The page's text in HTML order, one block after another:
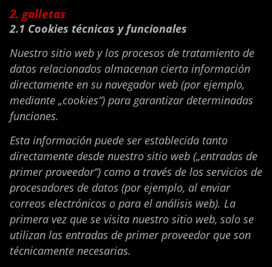
2. galletas
2.1 Cookies técnicas y funcionales
Nuestro sitio web y los procesos de tratamiento de
datos relacionados almacenan cierta información
directamente en su navegador web (por ejemplo,
mediante „cookies“) para garantizar determinadas
funciones.
Esta información puede ser establecida tanto
directamente desde nuestro sitio web („entradas de
primer proveedor“) como a través de los servicios de
procesadores de datos (por ejemplo, al enviar
correos electrónicos o para el análisis web). La
primera vez que se visita nuestro sitio web, solo se
utilizan las entradas de primer proveedor que son
técnicamente necesarias.